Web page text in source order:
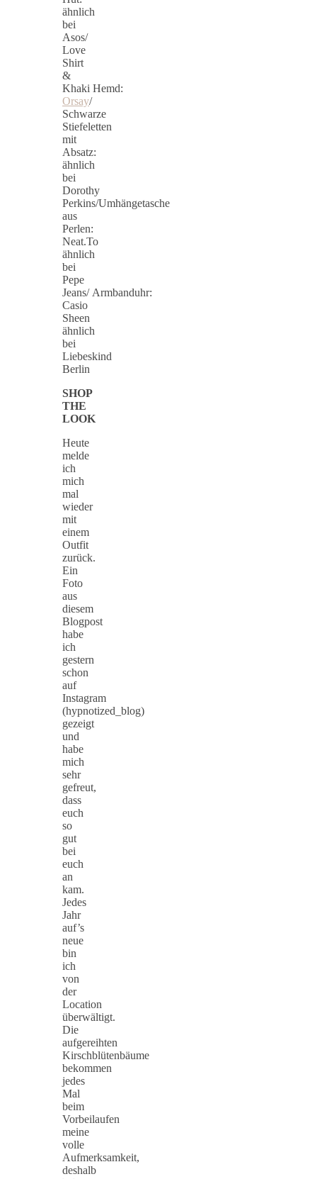
ähnlich
bei
Asos/
Love
Shirt
&
Khaki Hemd:
Orsay/
Schwarze
Stiefeletten
mit
Absatz:
ähnlich
bei
Dorothy
Perkins/Umhängetasche
aus
Perlen:
Neat.To
ähnlich
bei
Pepe
Jeans/ Armbanduhr:
Casio
Sheen
ähnlich
bei
Liebeskind
Berlin
SHOP
THE
LOOK
Heute
melde
ich
mich
mal
wieder
mit
einem
Outfit
zurück.
Ein
Foto
aus
diesem
Blogpost
habe
ich
gestern
schon
auf
Instagram
(hypnotized_blog)
gezeigt
und
habe
mich
sehr
gefreut,
dass
euch
so
gut
bei
euch
an
kam.
Jedes
Jahr
auf’s
neue
bin
ich
von
der
Location
überwältigt.
Die
aufgereihten
Kirschblütenbäume
bekommen
jedes
Mal
beim
Vorbeilaufen
meine
volle
Aufmerksamkeit,
deshalb